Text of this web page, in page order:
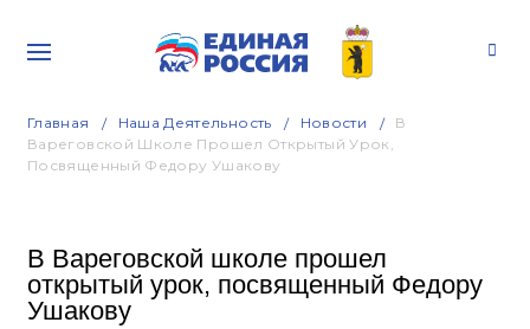
Главная Наша Деятельность Новости
В
Вареговской Школе Прошел Открытый Урок,
Посвященный Федору Ушакову
В Вареговской школе прошел
открытый урок, посвященный Федору
Ушакову